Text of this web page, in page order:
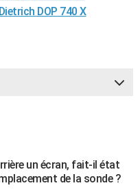
DOP 740 X
un écran, fait-il état
de la sonde ?